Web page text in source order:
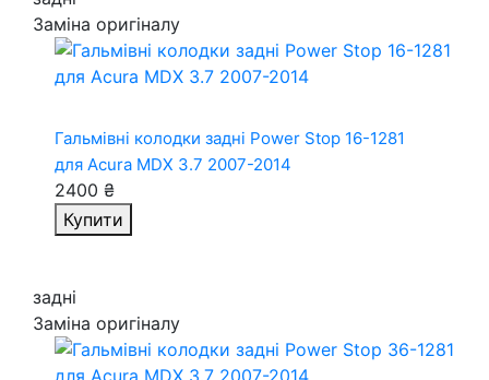
Заміна оригіналу
Гальмівні колодки задні Power Stop 16-1281
для Acura MDX 3.7 2007-2014
2400 ₴
Купити
задні
Заміна оригіналу